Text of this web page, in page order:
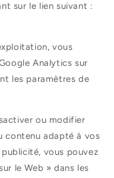
sur le lien suivant :
vous
Analytics sur
les paramètres de
ou modifier
contenu adapté à vos
vous pouvez
le Web » dans les